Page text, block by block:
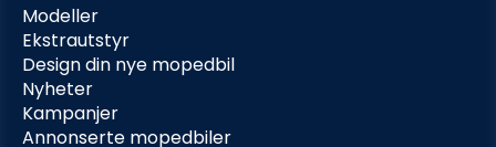
Modeller
Ekstrautstyr
Design din nye mopedbil
Nyheter
Kampanjer
Annonserte mopedbiler